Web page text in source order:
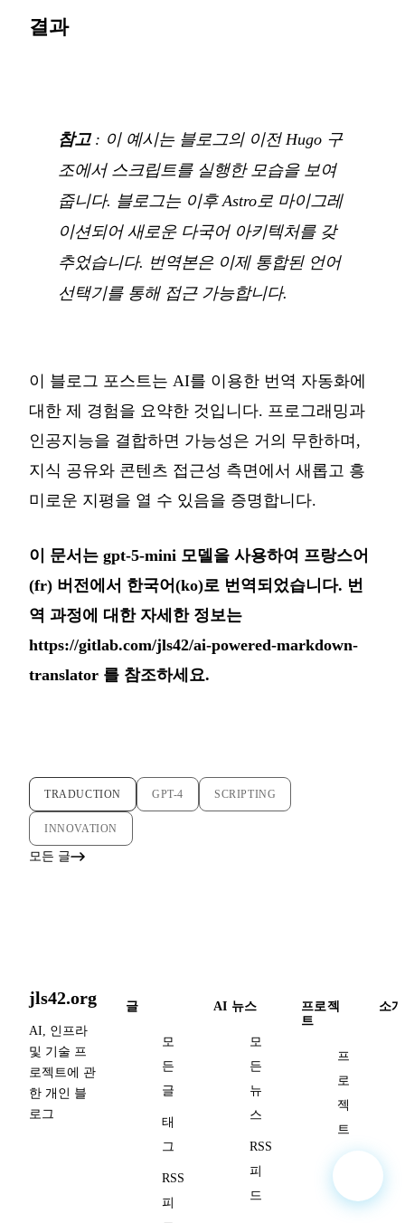
결과
참고: 이 예시는 블로그의 이전 Hugo 구
조에서 스크립트를 실행한 모습을 보여
줍니다. 블로그는 이후 Astro로 마이그레
이션되어 새로운 다국어 아키텍처를 갖
추었습니다. 번역본은 이제 통합된 언어
선택기를 통해 접근 가능합니다.
이 블로그 포스트는 AI를 이용한 번역 자동화에
대한 제 경험을 요약한 것입니다. 프로그래밍과
인공지능을 결합하면 가능성은 거의 무한하며,
지식 공유와 콘텐츠 접근성 측면에서 새롭고 흥
미로운 지평을 열 수 있음을 증명합니다.
이 문서는 gpt-5-mini 모델을 사용하여 프랑스어
(fr) 버전에서 한국어(ko)로 번역되었습니다. 번
역 과정에 대한 자세한 정보는
https://gitlab.com/jls42/ai-powered-markdown-
translator 를 참조하세요.
TRADUCTION GPT-4 SCRIPTING
INNOVATION
모든 글
jls42.org
AI, 인프라
및 기술 프
로젝트에 관
한 개인 블
로그
글
모
든
글
태
그
RSS
피
AI 뉴스
모
든
뉴
스
RSS
피
드
프로젝
트
프
로
젝
트
소개